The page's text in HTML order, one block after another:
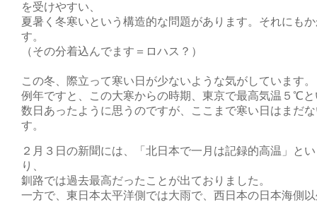
を受けやすい、
夏暑く冬寒いという構造的な問題があります。それにも
す。
（その分着込んでます＝ロハス？）
この冬、際立って寒い日が少ないような気がしています。
例年ですと、この大寒からの時期、東京で最高気温５℃
数日あったように思うのですが、ここまで寒い日はまだ
す。
２月３日の新聞には、「北日本で一月は記録的高温」と
り、
釧路では過去最高だったことが出ておりました。
一方で、東日本太平洋側では大雨で、西日本の日本海側